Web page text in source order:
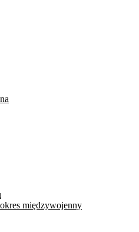
międzywojenny